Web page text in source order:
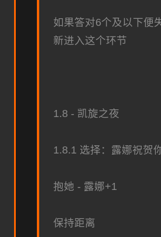
如果答对6个及以下便
新进入这个环节
1.8 - 凯旋之夜
1.8.1 选择：露娜祝贺
抱她 - 露娜+1
保持距离